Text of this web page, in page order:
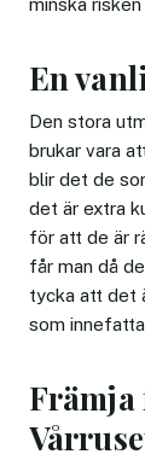
minska
En
Den stora
brukar vara
blir det de
det är extra
för att de är
får man då
tycka att det
som
Främja